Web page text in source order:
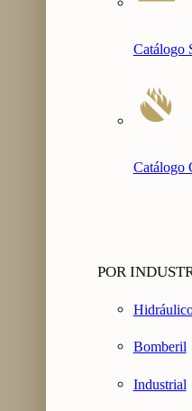
Catálogo
Catálogo
POR
Bomberil
Industrial